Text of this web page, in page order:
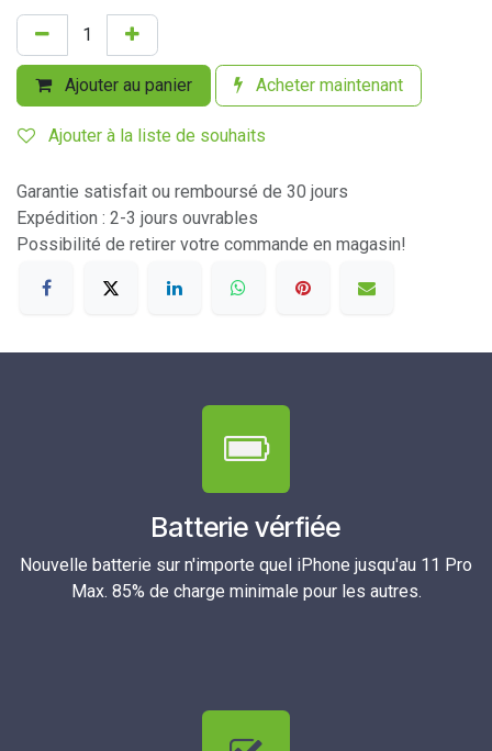
Ajouter au panier Acheter maintenant
Ajouter à la liste de souhaits
Garantie satisfait ou remboursé de 30 jours
Expédition : 2-3 jours ouvrables
Possibilité de retirer votre commande en magasin!
Batterie vérfiée
Nouvelle batterie sur n'importe quel iPhone jusqu'au 11 Pro
Max. 85% de charge minimale pour les autres.